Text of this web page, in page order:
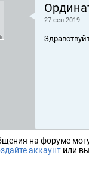
27 сен 2019
на форуме
аккаунт или